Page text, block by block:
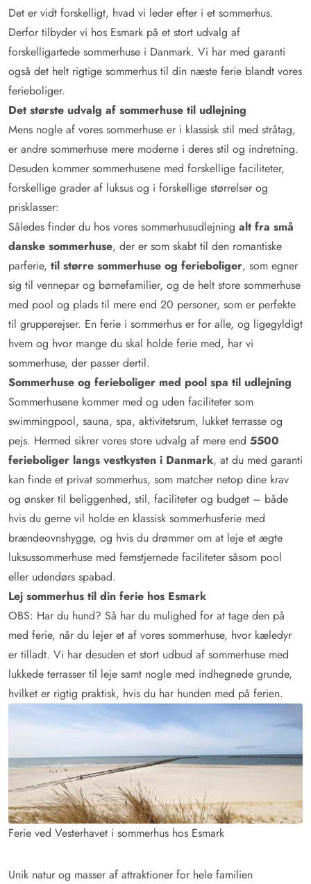
Det er vidt forskelligt, hvad vi leder efter i et sommerhus.
Derfor tilbyder vi hos Esmark på et stort udvalg af
forskelligartede sommerhuse i Danmark. Vi har med garanti
også det helt rigtige sommerhus til din næste ferie blandt vores
ferieboliger.
Det største udvalg af sommerhuse til udlejning
Mens nogle af vores sommerhuse er i klassisk stil med stråtag,
er andre sommerhuse mere moderne i deres stil og indretning.
Desuden kommer sommerhusene med forskellige faciliteter,
forskellige grader af luksus og i forskellige størrelser og
prisklasser:
Således finder du hos vores sommerhusudlejning alt fra små
danske sommerhuse, der er som skabt til den romantiske
parferie, til større sommerhuse og ferieboliger, som egner
sig til vennepar og børnefamilier, og de helt store sommerhuse
med pool og plads til mere end 20 personer, som er perfekte
til grupperejser. En ferie i sommerhus er for alle, og ligegyldigt
hvem og hvor mange du skal holde ferie med, har vi
sommerhuse, der passer dertil.
Sommerhuse og ferieboliger med pool spa til udlejning
Sommerhusene kommer med og uden faciliteter som
swimmingpool, sauna, spa, aktivitetsrum, lukket terrasse og
pejs. Hermed sikrer vores store udvalg af mere end 5500
ferieboliger langs vestkysten i Danmark, at du med garanti
kan finde et privat sommerhus, som matcher netop dine krav
og ønsker til beliggenhed, stil, faciliteter og budget – både
hvis du gerne vil holde en klassisk sommerhusferie med
brændeovnshygge, og hvis du drømmer om at leje et ægte
luksussommerhuse med femstjernede faciliteter såsom pool
eller udendørs spabad.
Lej sommerhus til din ferie hos Esmark
OBS: Har du hund? Så har du mulighed for at tage den på
med ferie, når du lejer et af vores sommerhuse, hvor kæledyr
er tilladt. Vi har desuden et stort udbud af sommerhuse med
lukkede terrasser til leje samt nogle med indhegnede grunde,
hvilket er rigtig praktisk, hvis du har hunden med på ferien.
Ferie ved Vesterhavet i sommerhus hos Esmark
Unik natur og masser af attraktioner for hele familien